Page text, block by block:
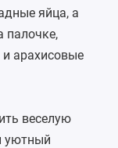
яйца, а
палочке,
арахисовые
веселую
уютный